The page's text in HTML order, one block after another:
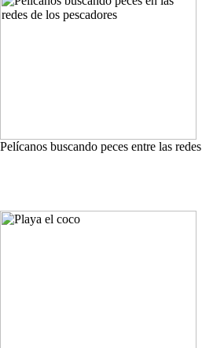
Pelícanos buscando peces entre las redes